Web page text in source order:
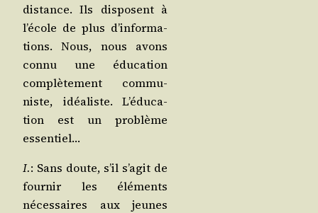
dis­tance. Ils dis­posent à
l’é­cole de plus d’in­for­ma­
tions. Nous, nous avons
connu une édu­ca­tion
com­plè­te­ment com­mu­
niste, idéa­liste. L’é­du­ca­
tion est un pro­blème
essentiel…
I.: Sans doute, s’il s’a­git de
four­nir les élé­ments
néces­saires aux jeunes